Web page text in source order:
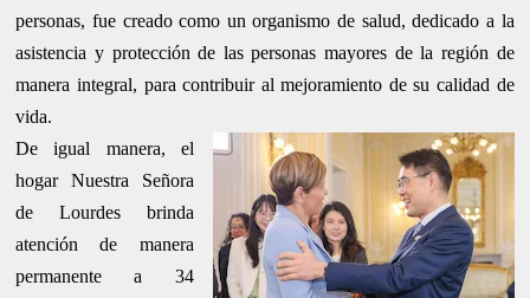
personas, fue creado como un organismo de salud, dedicado a la
asistencia y protección de las personas mayores de la región de
manera integral, para contribuir al mejoramiento de su calidad de
vida.
De igual manera, el
hogar Nuestra Señora
de Lourdes brinda
atención de manera
permanente a 34